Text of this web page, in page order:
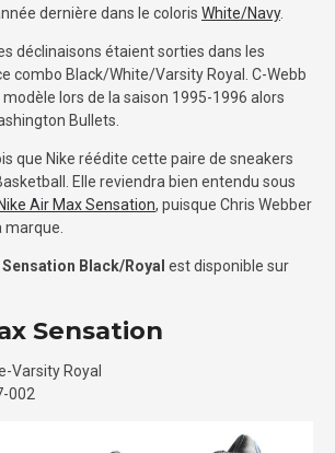
dernière dans le coloris White/Navy.
déclinaisons étaient sorties dans les
combo Black/White/Varsity Royal. C-Webb
modèle lors de la saison 1995-1996 alors
Bullets.
que Nike réédite cette paire de sneakers
Elle reviendra bien entendu sous
Nike Air Max Sensation, puisque Chris Webber
Black/Royal est disponible sur
Sensation
Varsity Royal
002